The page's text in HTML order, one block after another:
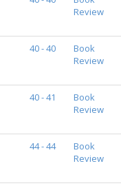
Review
40 - 40
Book
Review
40 - 41
Book
Review
44 - 44
Book
Review